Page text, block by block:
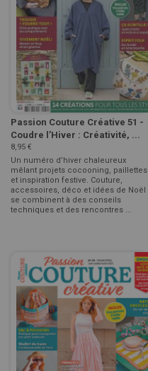
Passion Couture Créative 51 -
Coudre l’Hiver : Créativité, ...
8,95 €
Un numéro d’hiver chaleureux
mêlant projets cocooning, paillettes
et inspiration festive. Couture,
accessoires, déco et idées de Noël
se combinent à des conseils
techniques et des rencontres ...